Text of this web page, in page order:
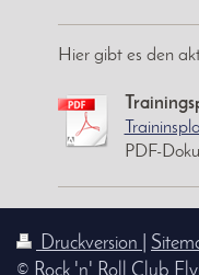
Hier gibt es den
PDF-
Druckversion